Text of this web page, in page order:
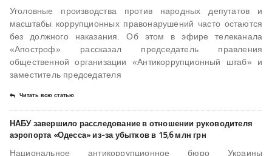
Уголовные производства против народных депутатов и
масштабы коррупционных правонарушений часто остаются
без должного наказания. Об этом в эфире телеканала
«Апостроф» рассказал председатель правления
общественной организации «Антикоррупционный штаб» и
заместитель председателя
Читать всю статью
НАБУ завершило расследование в отношении руководителя
аэропорта «Одесса» из-за убытков в 15,6 млн грн
Национальное антикоррупционное бюро Украины